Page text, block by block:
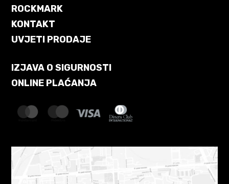
ROCKMARK
KONTAKT
UVJETI PRODAJE
IZJAVA O SIGURNOSTI
ONLINE PLAĆANJA